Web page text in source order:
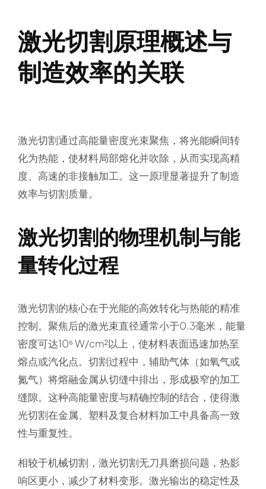
激光切割原理概述与
制造效率的关联
激光切割通过高能量密度光束聚焦，将光能瞬间转
化为热能，使材料局部熔化并吹除，从而实现高精
度、高速的非接触加工。这一原理显著提升了制造
效率与切割质量。
激光切割的物理机制与能
量转化过程
激光切割的核心在于光能的高效转化与热能的精准
控制。聚焦后的激光束直径通常小于0.3毫米，能量
密度可达10⁶ W/cm²以上，使材料表面迅速加热至
熔点或汽化点。切割过程中，辅助气体（如氧气或
氮气）将熔融金属从切缝中排出，形成极窄的加工
缝隙。这种高能量密度与精确控制的结合，使得激
光切割在金属、塑料及复合材料加工中具备高一致
性与重复性。
相较于机械切割，激光切割无刀具磨损问题，热影
响区更小，减少了材料变形。激光输出的稳定性及